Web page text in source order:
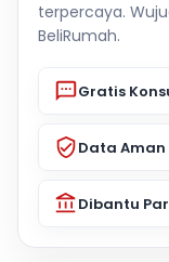
terpercaya.
BeliRumah.
Gratis
Data Aman
Dibantu